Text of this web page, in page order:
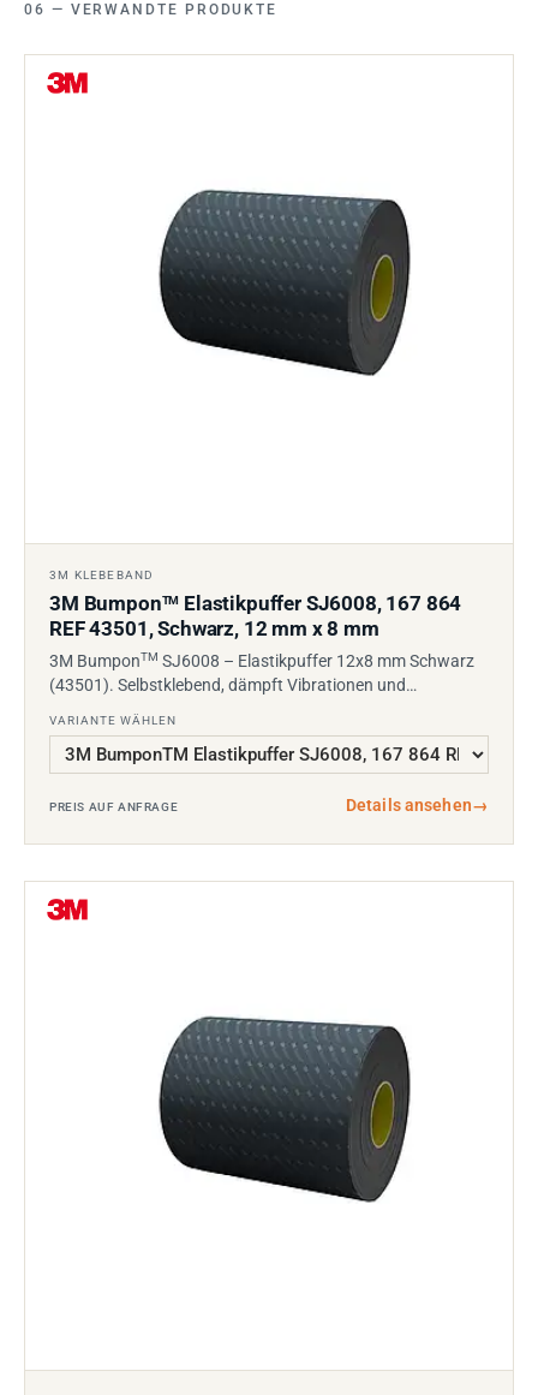
VERWANDTE PRODUKTE
3M KLEBEBAND
3M BumponTM Elastikpuffer SJ6008, 167 864
REF 43501, Schwarz, 12 mm x 8 mm
3M BumponTM SJ6008 – Elastikpuffer 12x8 mm Schwarz
(43501). Selbstklebend, dämpft Vibrationen und…
VARIANTE WÄHLEN
PREIS AUF ANFRAGE Details ansehen→